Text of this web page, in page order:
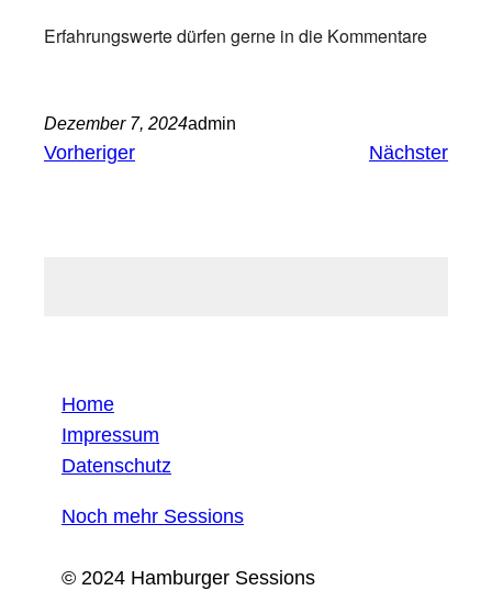
Erfahrungswerte dürfen gerne in die Kommentare
Dezember 7, 2024admin
Vorheriger Nächster
Home
Impressum
Datenschutz
Noch mehr Sessions
© 2024 Hamburger Sessions